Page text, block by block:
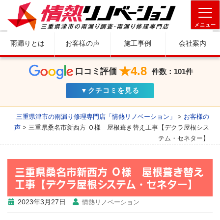
メニュー
雨漏りとは お客様の声 施工事例 会社案内
口コミ評価 ★4.8 件数：101件
▼クチコミを見る
三重県津市の雨漏り修理専門店「情熱リノベーション」 > お客様の
声> 三重県桑名市新西方 Ｏ様 屋根葺き替え工事【デクラ屋根シス
テム・セネター】
三重県桑名市新西方 Ｏ様 屋根葺き替え
工事【デクラ屋根システム・セネター】
2023年3月27日 情熱リノベーション